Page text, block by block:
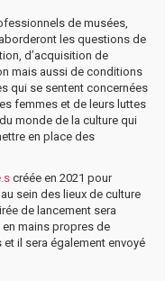
de musées,
les questions de
d’acquisition de
mais aussi de conditions
qui se sentent concernées
femmes et de leurs luttes
monde de la culture qui
en place des
créée en 2021 pour
sein des lieux de culture
de lancement sera
en mains propres de
et il sera également envoyé